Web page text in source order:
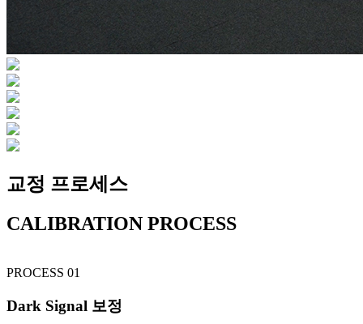
교정 프로세스
CALIBRATION PROCESS
PROCESS 01
Dark Signal 보정